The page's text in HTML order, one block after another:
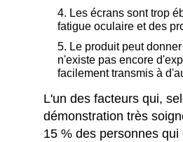
Les écrans sont trop
fatigue oculaire et des
Le produit peut
n'existe pas encore
facilement transmis à
L'un des facteurs qui,
démonstration très
15 % des personnes